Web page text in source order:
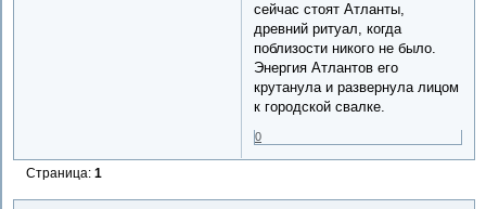
сейчас стоят Атланты,
древний ритуал, когда
поблизости никого не было.
Энергия Атлантов его
крутанула и развернула лицом
к городской свалке.
0
Страница:1